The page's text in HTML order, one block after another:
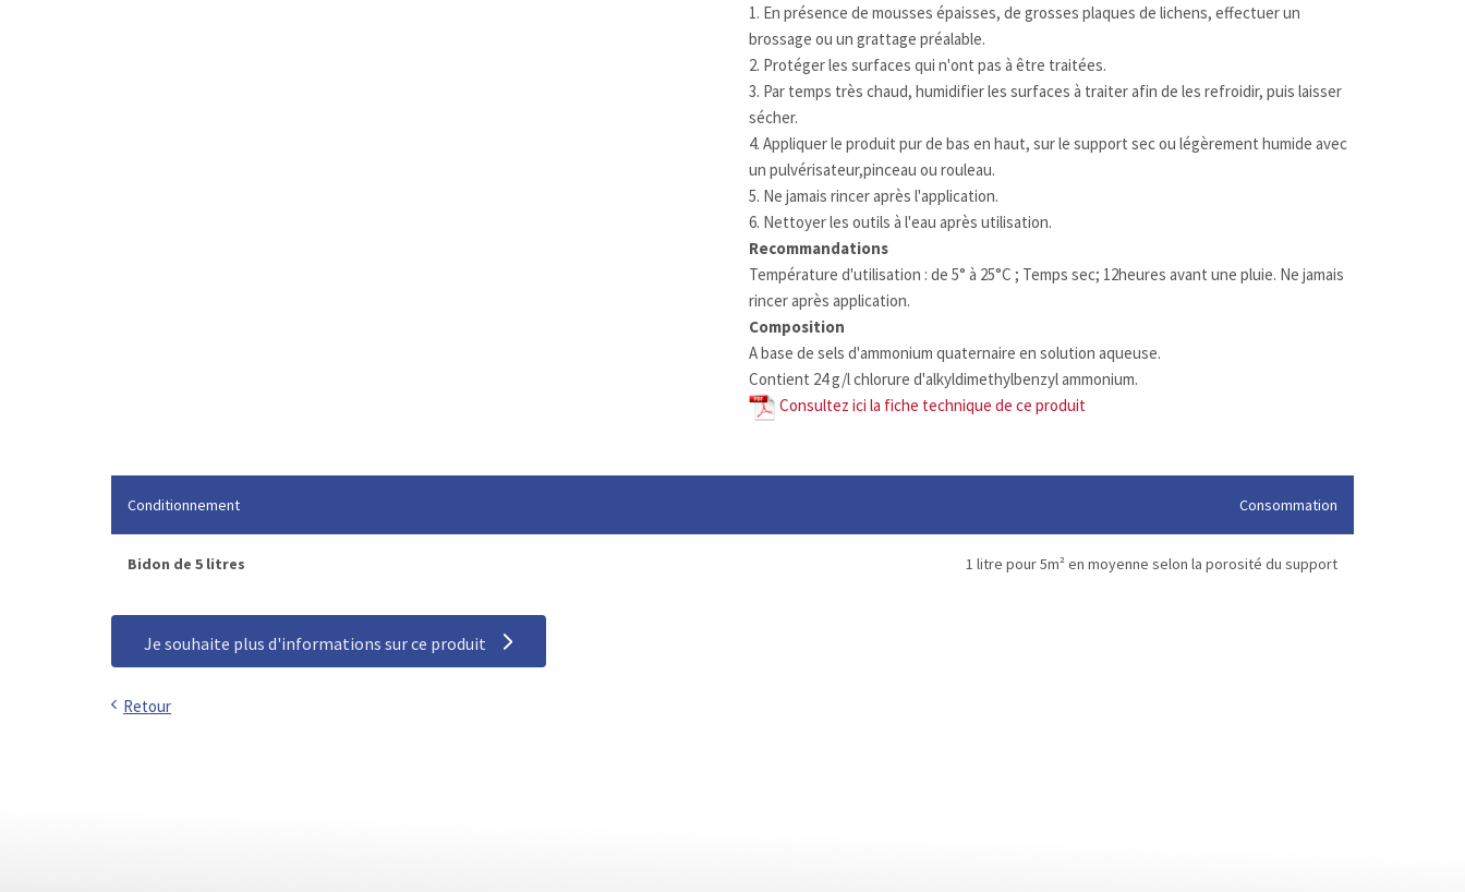
1. En présence de mousses épaisses, de grosses plaques de lichens, effectuer un
brossage ou un grattage préalable.
2. Protéger les surfaces qui n'ont pas à être traitées.
3. Par temps très chaud, humidifier les surfaces à traiter afin de les refroidir, puis laisser
sécher.
4. Appliquer le produit pur de bas en haut, sur le support sec ou légèrement humide avec
un pulvérisateur,pinceau ou rouleau.
5. Ne jamais rincer après l'application.
6. Nettoyer les outils à l'eau après utilisation.
Recommandations
Température d'utilisation : de 5° à 25°C ; Temps sec; 12heures avant une pluie. Ne jamais
rincer après application.
Composition
A base de sels d'ammonium quaternaire en solution aqueuse.
Contient 24 g/l chlorure d'alkyldimethylbenzyl ammonium.
Consultez ici la fiche technique de ce produit
Conditionnement Consommation
Bidon de 5 litres 1 litre pour 5m² en moyenne selon la porosité du support
Je souhaite plus d'informations sur ce produit
Retour